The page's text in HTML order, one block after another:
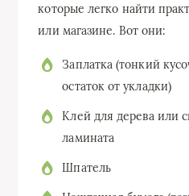
которые легко найти
или магазине. Вот они:
Заплатка (тонкий
остаток от укладки)
Клей для дерева или
ламината
Шпатель